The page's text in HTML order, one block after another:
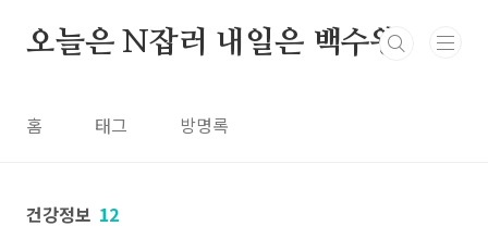
오늘은 N잡러 내일은 백수왕
홈 태그 방명록
건강정보 12